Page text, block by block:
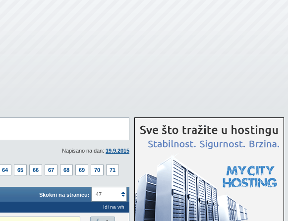
Napisano na dan: 19.9.2015
64 65 66 67 68 69 70
71
Skokni na stranicu: 47
Idi na vrh